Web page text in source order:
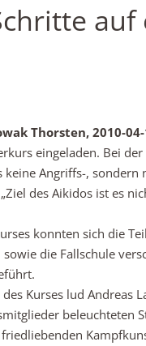
Thorsten, 2010-
eingeladen. Bei
keine Angriffs-,
des Aikidos ist es
konnten sich die
die Fallschule
Kurses lud Andreas
beleuchteten